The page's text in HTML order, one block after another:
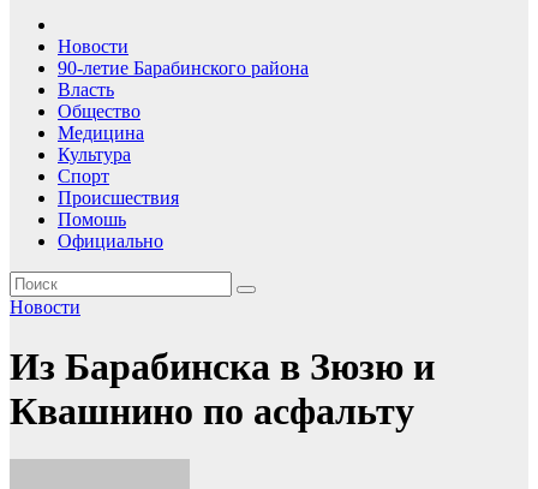
Новости
90-летие Барабинского района
Власть
Общество
Медицина
Культура
Спорт
Происшествия
Помошь
Официально
Новости
Из Барабинска в Зюзю и
Квашнино по асфальту